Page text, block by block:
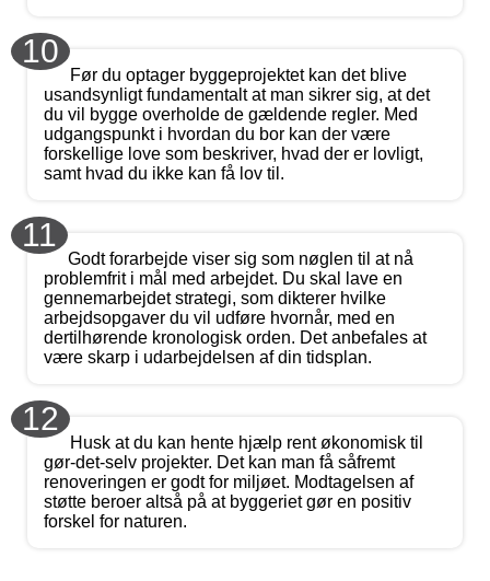
10
Før du optager byggeprojektet kan det blive
usandsynligt fundamentalt at man sikrer sig, at det
du vil bygge overholde de gældende regler. Med
udgangspunkt i hvordan du bor kan der være
forskellige love som beskriver, hvad der er lovligt,
samt hvad du ikke kan få lov til.
11
Godt forarbejde viser sig som nøglen til at nå
problemfrit i mål med arbejdet. Du skal lave en
gennemarbejdet strategi, som dikterer hvilke
arbejdsopgaver du vil udføre hvornår, med en
dertilhørende kronologisk orden. Det anbefales at
være skarp i udarbejdelsen af din tidsplan.
12
Husk at du kan hente hjælp rent økonomisk til
gør-det-selv projekter. Det kan man få såfremt
renoveringen er godt for miljøet. Modtagelsen af
støtte beroer altså på at byggeriet gør en positiv
forskel for naturen.